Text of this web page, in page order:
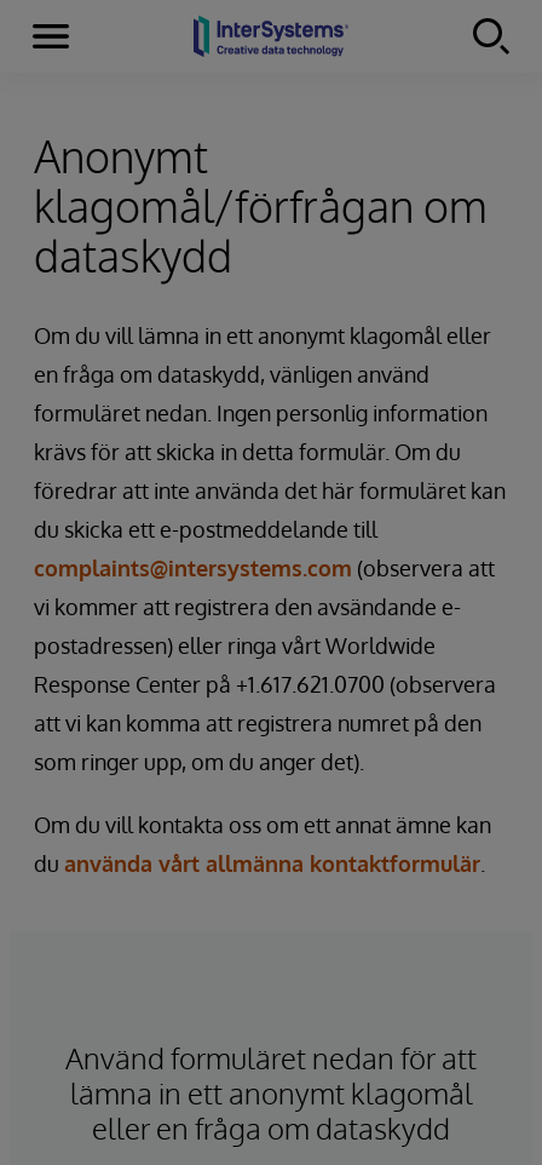
Skip to content
Menu
Anonymt
klagomål/förfrågan om
dataskydd
Om du vill lämna in ett anonymt klagomål eller
en fråga om dataskydd, vänligen använd
formuläret nedan. Ingen personlig information
krävs för att skicka in detta formulär. Om du
föredrar att inte använda det här formuläret kan
du skicka ett e-postmeddelande till
complaints@intersystems.com (observera att
vi kommer att registrera den avsändande e-
postadressen) eller ringa vårt Worldwide
Response Center på +1.617.621.0700 (observera
att vi kan komma att registrera numret på den
som ringer upp, om du anger det).
Om du vill kontakta oss om ett annat ämne kan
du använda vårt allmänna kontaktformulär
Använd formuläret nedan för att
lämna in ett anonymt klagomål
eller en fråga om dataskydd